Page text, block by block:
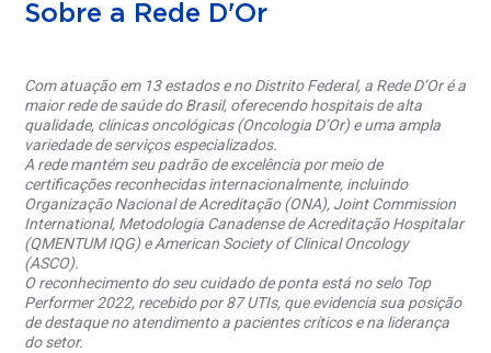
Sobre a Rede D'Or
Com atuação em 13 estados e no Distrito Federal, a Rede D’Or é a
maior rede de saúde do Brasil, oferecendo hospitais de alta
qualidade, clínicas oncológicas (Oncologia D’Or) e uma ampla
variedade de serviços especializados.
A rede mantém seu padrão de excelência por meio de
certificações reconhecidas internacionalmente, incluindo
Organização Nacional de Acreditação (ONA), Joint Commission
International, Metodologia Canadense de Acreditação Hospitalar
(QMENTUM IQG) e American Society of Clinical Oncology
(ASCO).
O reconhecimento do seu cuidado de ponta está no selo Top
Performer 2022, recebido por 87 UTIs, que evidencia sua posição
de destaque no atendimento a pacientes críticos e na liderança
do setor.